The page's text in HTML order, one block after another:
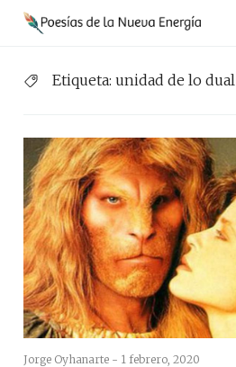
Saltar
Etiqueta: unidad de lo dual
Jorge Oyhanarte - 1 febrero, 2020